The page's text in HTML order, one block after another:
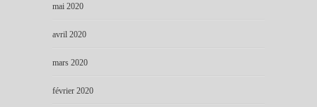
mai 2020
avril 2020
mars 2020
février 2020